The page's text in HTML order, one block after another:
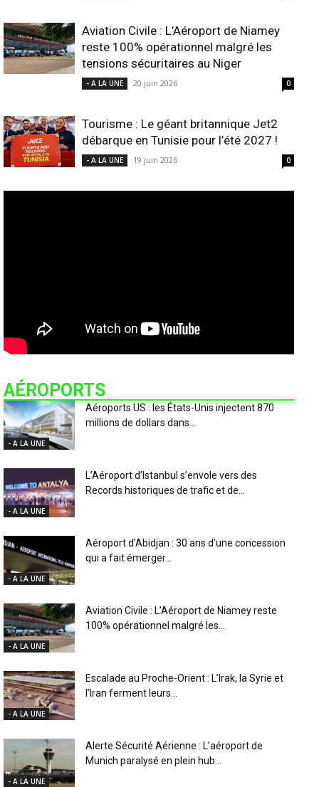
Aviation Civile : L’Aéroport de Niamey
reste 100% opérationnel malgré les
tensions sécuritaires au Niger
- A LA UNE 20 juin 2026 0
Tourisme : Le géant britannique Jet2
débarque en Tunisie pour l’été 2027 !
- A LA UNE 19 juin 2026 0
AÉROPORTS
- A LA UNE
Aéroports US : les États-Unis injectent 870
millions de dollars dans...
- A LA UNE
L’Aéroport d’Istanbul s’envole vers des
Records historiques de trafic et de...
- A LA UNE
Aéroport d’Abidjan : 30 ans d’une concession
qui a fait émerger...
- A LA UNE
Aviation Civile : L’Aéroport de Niamey reste
100% opérationnel malgré les...
- A LA UNE
Escalade au Proche-Orient : L’Irak, la Syrie et
l’Iran ferment leurs...
- A LA UNE
Alerte Sécurité Aérienne : L’aéroport de
Munich paralysé en plein hub...